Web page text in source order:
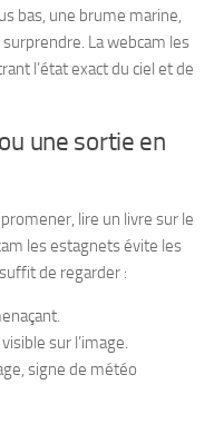
bas, une brume marine,
La webcam les
l’état exact du ciel et de
une sortie en
lire un livre sur le
les estagnets évite les
de regarder :
sur l’image.
signe de météo